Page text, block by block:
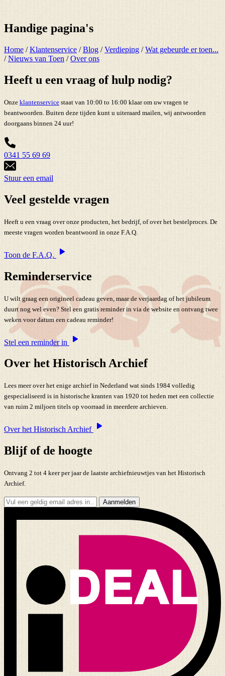
Handige pagina's
Home /Klantenservice /Blog /Verdieping /Wat gebeurde er toen...
/Nieuws van Toen /Over ons
Heeft u een vraag of hulp nodig?
Onze klantenservice staat van 10:00 to 16:00 klaar om uw vragen te
beantwoorden. Buiten deze tijden kunt u uiteraard mailen, wij antwoorden
doorgaans binnen 24 uur!
0341 55 69 69
Stuur een email
Veel gestelde vragen
Heeft u een vraag over onze producten, het bedrijf, of over het bestelproces. De
meeste vragen worden beantwoord in onze F.A.Q.
Toon de F.A.Q.
Reminderservice
U wilt graag een origineel cadeau geven, maar de verjaardag of het jubileum
duurt nog wel even? Stel een gratis reminder in via de website en ontvang twee
weken voor datum een cadeau reminder!
Stel een reminder in
Over het Historisch Archief
Lees meer over het enige archief in Nederland wat sinds 1984 volledig
gespecialiseerd is in historische kranten van 1920 tot heden met een collectie
van ruim 2 miljoen titels op voorraad in meerdere archieven.
Over het Historisch Archief
Blijf of de hoogte
Ontvang 2 tot 4 keer per jaar de laatste archiefnieuwtjes van het Historisch
Archief.
Aanmelden